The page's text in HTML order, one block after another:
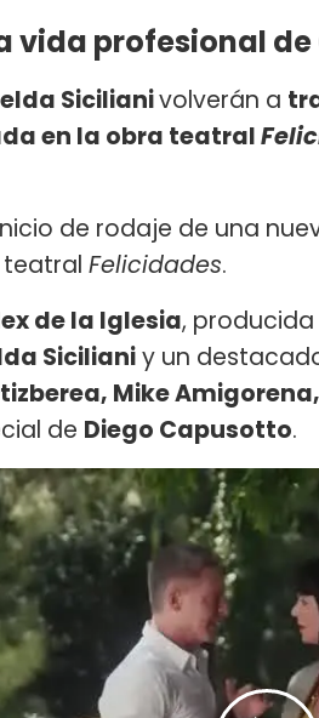
vida profesional
Sicilianivolverán a
en la obra teatral
de rodaje de una
Felicidades.
de la Iglesia,
Sicilianiy un
Mike
de Diego Capusotto.